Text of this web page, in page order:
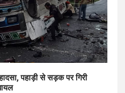
पहाड़ी से सड़क पर गिरी